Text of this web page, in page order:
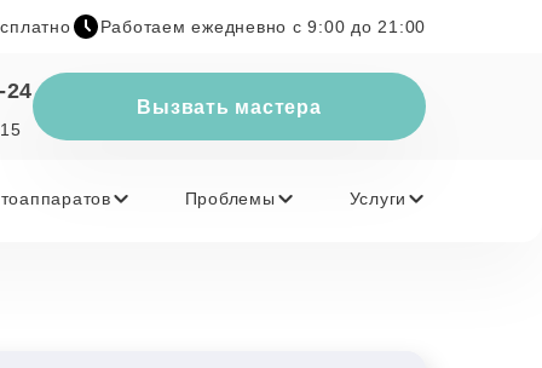
Работаем ежедневно с 9:00 до 21:00
24
Вызвать мастера
Проблемы Услуги